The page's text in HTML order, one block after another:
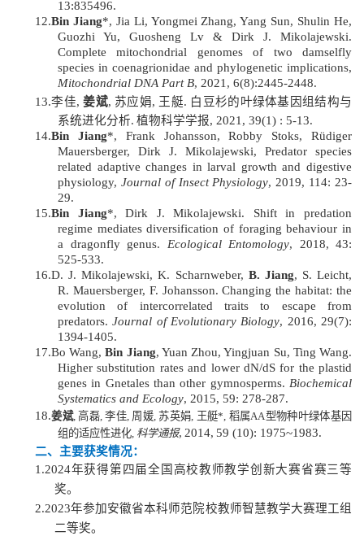
13:835496.
12.Bin Jiang*, Jia Li, Yongmei Zhang, Yang Sun, Shulin He,
Guozhi Yu, Guosheng Lv & Dirk J. Mikolajewski.
Complete mitochondrial genomes of two damselfly
species in coenagrionidae and phylogenetic implications,
Mitochondrial DNA Part B, 2021, 6(8):2445-2448.
13.李佳,姜斌, 苏应娟, 王艇. 白豆杉的叶绿体基因组结构与
系统进化分析. 植物科学学报, 2021, 39(1) : 5-13.
14.Bin Jiang*, Frank Johansson, Robby Stoks, Rüdiger
Mauersberger, Dirk J. Mikolajewski, Predator species
related adaptive changes in larval growth and digestive
physiology, Journal of Insect Physiology, 2019, 114: 23-
29.
15.Bin Jiang*, Dirk J. Mikolajewski. Shift in predation
regime mediates diversification of foraging behaviour in
a dragonfly genus. EcologicalEntomology, 2018, 43:
525-533.
16.D. J. Mikolajewski, K. Scharnweber, B. Jiang, S. Leicht,
R. Mauersberger, F. Johansson. Changing the habitat: the
evolution of intercorrelated traits to escape from
predators.Journal of Evolutionary Biology, 2016, 29(7):
1394-1405.
17.Bo Wang,Bin Jiang, Yuan Zhou, Yingjuan Su, Ting Wang.
Higher substitution rates and lower dN/dS for the plastid
genes in Gnetales than other gymnosperms. Biochemical
Systematics and Ecology, 2015, 59: 278-287.
18.姜斌, 高磊, 李佳, 周媛, 苏英娟, 王艇*, 稻属AA型物种叶绿体基因
组的适应性进化, 科学通报, 2014, 59 (10): 1975~1983.
二、主要获奖情况：
1.2024年获得第四届全国高校教师教学创新大赛省赛三等
奖。
2.2023年参加安徽省本科师范院校教师智慧教学大赛理工组
二等奖。